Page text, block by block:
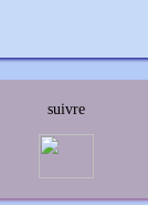
suivre